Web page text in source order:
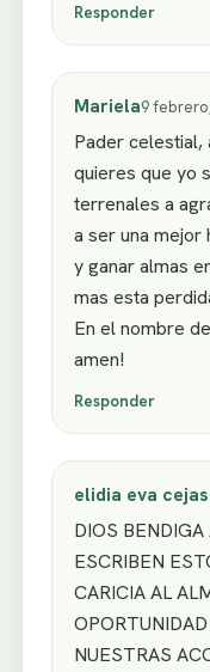
Responder
Mariela9
Pader celestial,
quieres que yo
terrenales a
a ser una mejor
y ganar almas
mas esta
En el nombre
amen!
Responder
elidia eva cejas
DIOS BENDIGA
ESCRIBEN
CARICIA AL
NUESTRAS